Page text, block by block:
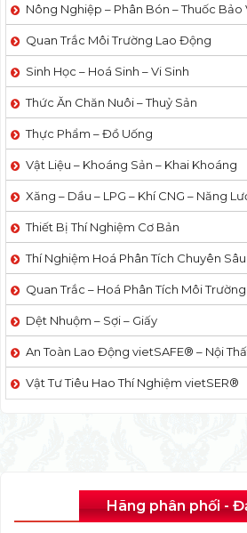
Nông Nghiệp – Phân Bón – Thuốc Bảo
Quan Trắc Môi Trường Lao Động
Sinh Học – Hoá Sinh – Vi Sinh
Thức Ăn Chăn Nuôi – Thuỷ Sản
Thực Phẩm – Đồ Uống
Vật Liệu – Khoáng Sản – Khai Khoáng
Xăng – Dầu – LPG – Khí CNG – Năng
Thiết Bị Thí Nghiệm Cơ Bản
Thí Nghiệm Hoá Phân Tích Chuyên Sâu
Quan Trắc – Hoá Phân Tích Môi Trường
Dệt Nhuộm – Sợi – Giấy
An Toàn Lao Động vietSAFE® – Nội
Vật Tư Tiêu Hao Thí Nghiệm vietSER®
Hãng phân phối -